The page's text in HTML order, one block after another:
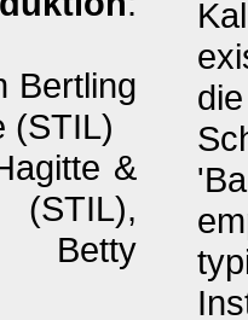
Bertling
(STIL)
&
Betty